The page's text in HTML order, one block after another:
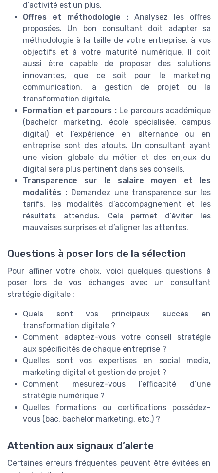
d’activité est un plus.
Offres et méthodologie : Analysez les offres
proposées. Un bon consultant doit adapter sa
méthodologie à la taille de votre entreprise, à vos
objectifs et à votre maturité numérique. Il doit
aussi être capable de proposer des solutions
innovantes, que ce soit pour le marketing
communication, la gestion de projet ou la
transformation digitale.
Formation et parcours :Le parcours académique
(bachelor marketing, école spécialisée, campus
digital) et l’expérience en alternance ou en
entreprise sont des atouts. Un consultant ayant
une vision globale du métier et des enjeux du
digital sera plus pertinent dans ses conseils.
Transparence sur le salaire moyen et les
modalités :Demandez une transparence sur les
tarifs, les modalités d’accompagnement et les
résultats attendus. Cela permet d’éviter les
mauvaises surprises et d’aligner les attentes.
Questions à poser lors de la sélection
Pour affiner votre choix, voici quelques questions à
poser lors de vos échanges avec un consultant
stratégie digitale :
Quels sont vos principaux succès en
transformation digitale ?
Comment adaptez-vous votre conseil stratégie
aux spécificités de chaque entreprise ?
Quelles sont vos expertises en social media,
marketing digital et gestion de projet ?
Comment mesurez-vous l’efficacité d’une
stratégie numérique ?
Quelles formations ou certifications possédez-
vous (bac, bachelor marketing, etc.) ?
Attention aux signaux d’alerte
Certaines erreurs fréquentes peuvent être évitées en